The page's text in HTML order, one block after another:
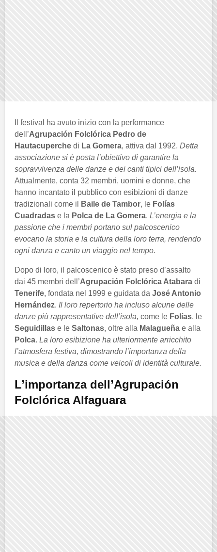
Il festival ha avuto inizio con la performance
dell’Agrupación Folclórica Pedro de
Hautacuperche di La Gomera, attiva dal 1992. Detta
associazione si è posta l’obiettivo di garantire la
sopravvivenza delle danze e dei canti tipici dell’isola.
Attualmente, conta 32 membri, uomini e donne, che
hanno incantato il pubblico con esibizioni di danze
tradizionali come il
Baile de Tambor, le Folías
Cuadradas e la Polca de La Gomera. L’energia e la
passione che i membri portano sul palcoscenico
evocano la storia e la cultura della loro terra, rendendo
ogni danza e canto un viaggio nel tempo.
Dopo di loro, il palcoscenico è stato preso d’assalto
dai 45 membri dell’Agrupación Folclórica Atabara di
Tenerife, fondata nel 1999 e guidata da José Antonio
Hernández. Il loro repertorio ha incluso alcune delle
danze più rappresentative dell’isola, come le Folías, le
Seguidillas e le Saltonas, oltre alla Malagueña e alla
Polca. La loro esibizione ha ulteriormente arricchito
l’atmosfera festiva, dimostrando l’importanza della
musica e della danza come veicoli di identità culturale.
L’importanza dell’Agrupación
Folclórica Alfaguara